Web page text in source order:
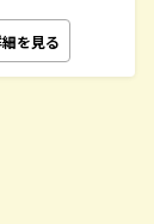
を見る